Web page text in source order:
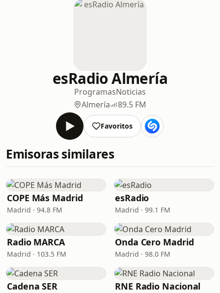
esRadio Almería
ProgramasNoticias
Almería
89.5 FM
Favoritos
Emisoras similares
COPE Más Madrid
Madrid · 94.8 FM
esRadio
Madrid · 99.1 FM
Radio MARCA
Madrid · 103.5 FM
Onda Cero Madrid
Madrid · 98.0 FM
Cadena SER RNE Radio Nacional